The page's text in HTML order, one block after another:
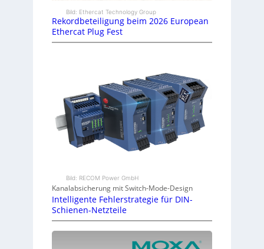
Bild: Ethercat Technology Group
Rekordbeteiligung beim 2026 European
Ethercat Plug Fest
Bild: RECOM Power GmbH
Kanalabsicherung mit Switch-Mode-Design
Intelligente Fehlerstrategie für DIN-
Schienen-Netzteile